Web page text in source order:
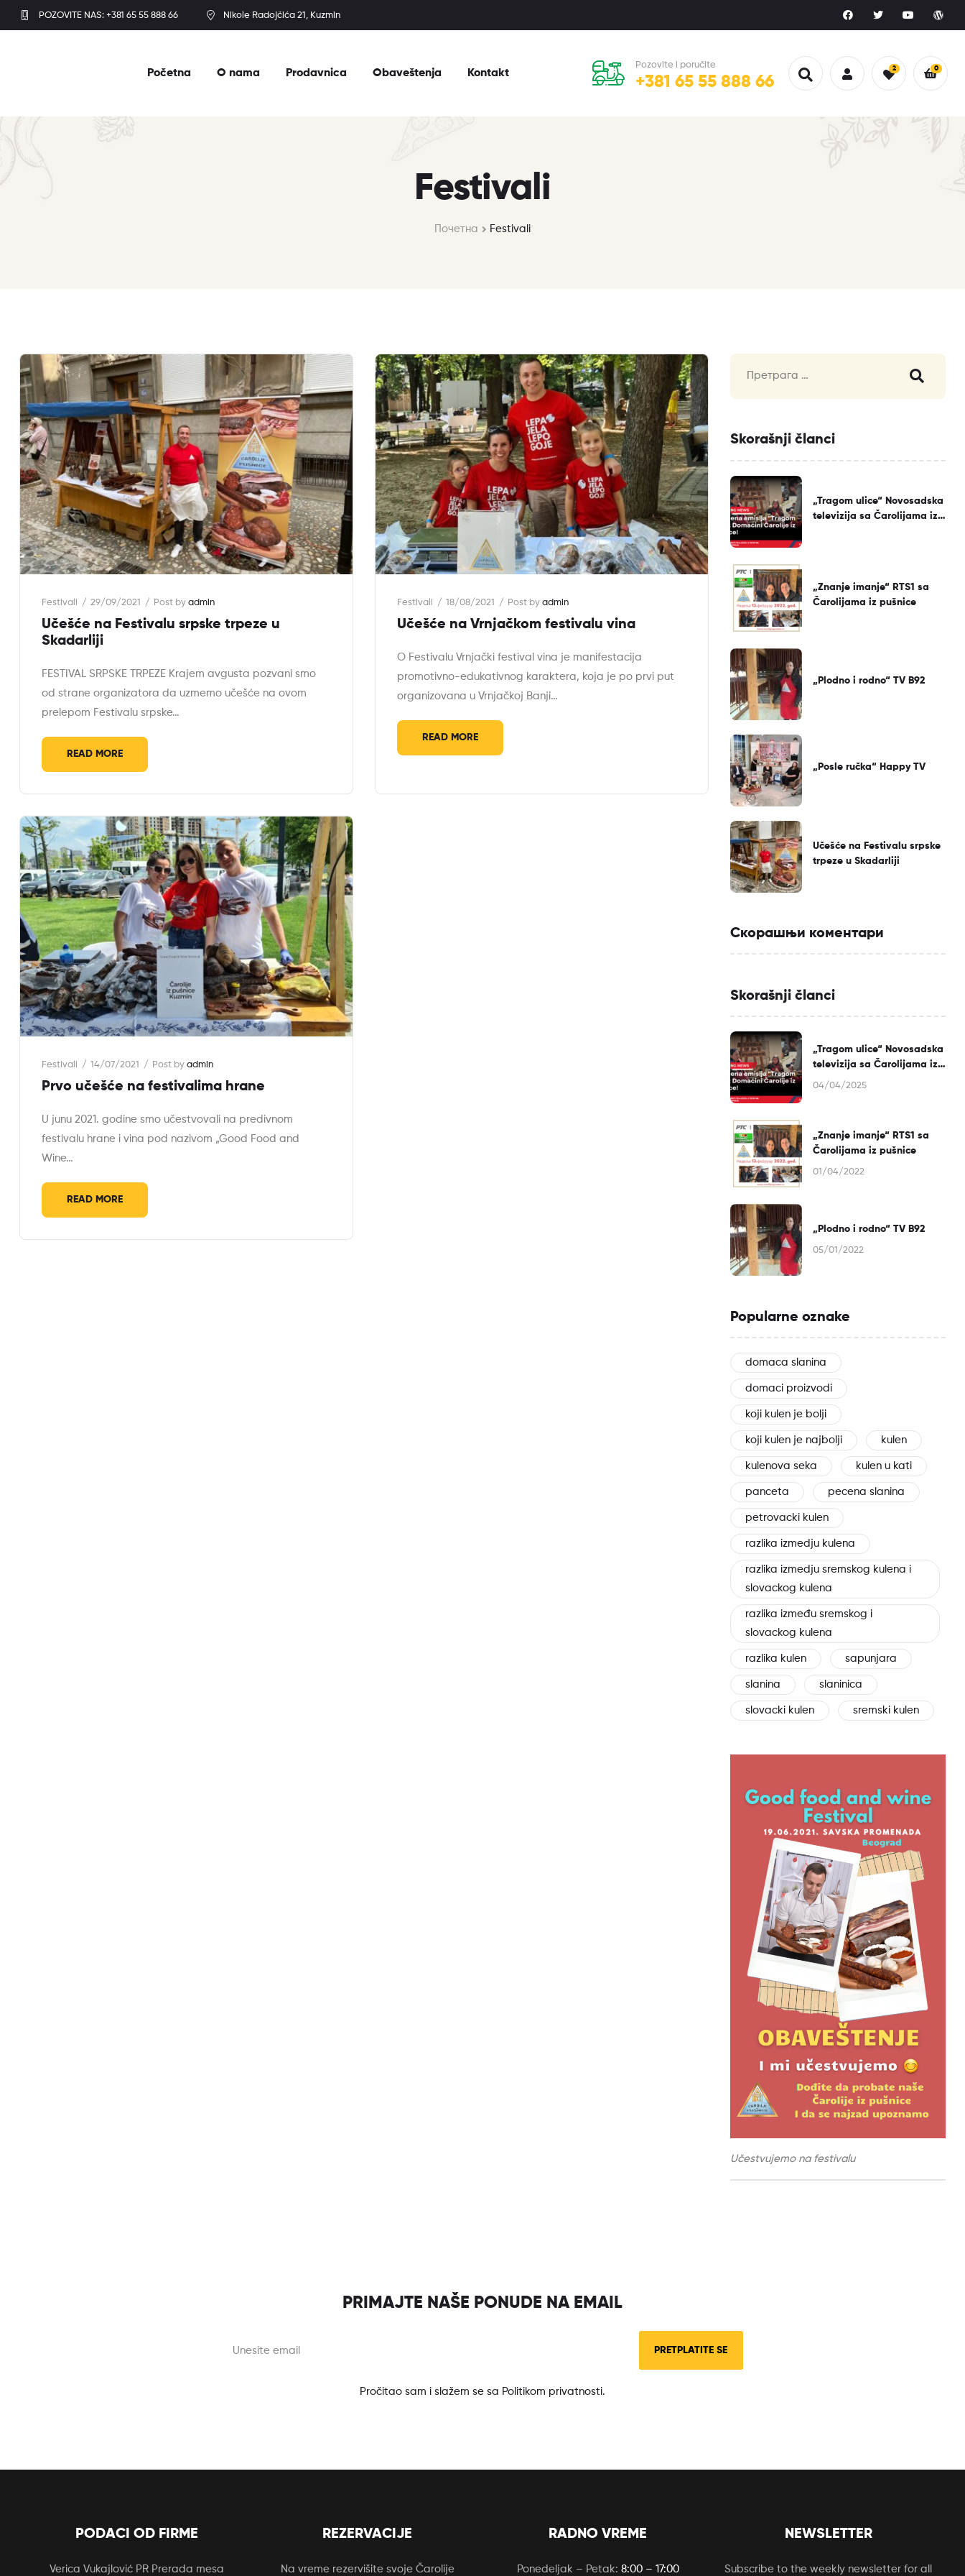
POZOVITE NAS: +381 65 55 888 66 Nikole Radojčića 21, Kuzmin
Početna O nama Prodavnica Obaveštenja Kontakt
Pozovite i poručite
+381 65 55 888 66
2 0
Festivali
Почетна Festivali
Festivali 29/09/2021 Post by admin
Učešće na Festivalu srpske trpeze u
Skadarliji
FESTIVAL SRPSKE TRPEZE Krajem avgusta pozvani smo
od strane organizatora da uzmemo učešće na ovom
prelepom Festivalu srpske…
READ MORE
Festivali 18/08/2021 Post by admin
Učešće na Vrnjačkom festivalu vina
O Festivalu Vrnjački festival vina je manifestacija
promotivno-edukativnog karaktera, koja je po prvi put
organizovana u Vrnjačkoj Banji…
READ MORE
Festivali 14/07/2021 Post by admin
Prvo učešće na festivalima hrane
U junu 2021. godine smo učestvovali na predivnom
festivalu hrane i vina pod nazivom „Good Food and
Wine…
READ MORE
Skorašnji članci
„Tragom ulice“ Novosadska
televizija sa Čarolijama iz
„Znanje imanje“ RTS1 sa
Čarolijama iz pušnice
„Plodno i rodno“ TV B92
„Posle ručka“ Happy TV
Učešće na Festivalu srpske
trpeze u Skadarliji
Скорашњи коментари
Skorašnji članci
„Tragom ulice“ Novosadska
televizija sa Čarolijama iz
pušnice
04/04/2025
„Znanje imanje“ RTS1 sa
Čarolijama iz pušnice
01/04/2022
„Plodno i rodno“ TV B92
05/01/2022
Popularne oznake
domaca slanina
domaci proizvodi
koji kulen je bolji
koji kulen je najbolji kulen
kulenova seka kulen u kati
panceta pecena slanina
petrovacki kulen
razlika izmedju kulena
razlika izmedju sremskog kulena i
slovackog kulena
razlika između sremskog i
slovackog kulena
razlika kulen sapunjara
slanina slaninica
slovacki kulen sremski kulen
Učestvujemo na festivalu
PRIMAJTE NAŠE PONUDE NA EMAIL
PRETPLATITE SE
Pročitao sam i slažem se sa Politikom privatnosti.
PODACI OD FIRME
Verica Vukajlović PR Prerada mesa
REZERVACIJE
Na vreme rezervišite svoje Čarolije
RADNO VREME
Ponedeljak – Petak: 8:00 – 17:00
NEWSLETTER
Subscribe to the weekly newsletter for all